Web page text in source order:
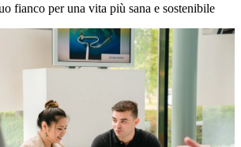
fianco per una vita più sana e sostenibile